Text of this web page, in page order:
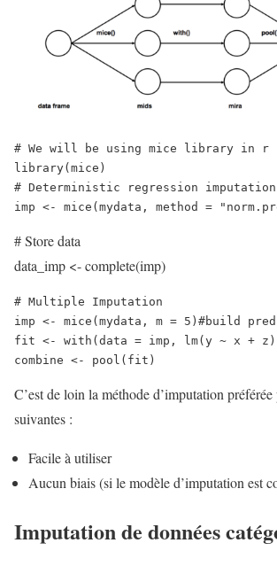
# We will be using mice library in r
library(mice)
# Deterministic regression
imp <- mice(mydata, method =
# Store data
data_imp <- complete(imp)
# Multiple Imputation
imp <- mice(mydata, m = 5) #build
fit <- with(data = imp, lm(y ~ x +
combine <- pool(fit)
C’est de loin la méthode d’imputation
suivantes :
Facile à utiliser
Aucun biais (si le modèle d’imputation est
Imputation de données